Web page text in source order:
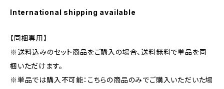
International shipping available
【同梱専用】
※送料込みのセット商品をご購入の場合、送料無料で単品を同
梱いただけます。
※単品では購入不可能：こちらの商品のみでご購入いただいた場